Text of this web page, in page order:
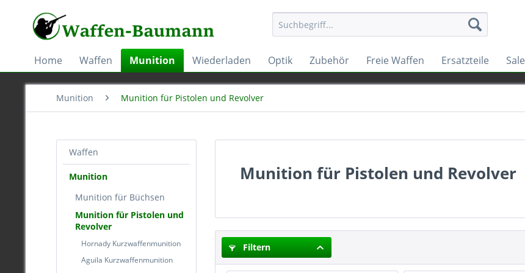
Home Waffen Munition Wiederladen Optik Zubehör Freie Waffen Ersatzteile Sale
Munition Munition für Pistolen und Revolver
Waffen
Munition
Munition für Büchsen
Munition für Pistolen und
Revolver
Hornady Kurzwaffenmunition
Aguila Kurzwaffenmunition
Munition für Pistolen und Revolver
Filtern